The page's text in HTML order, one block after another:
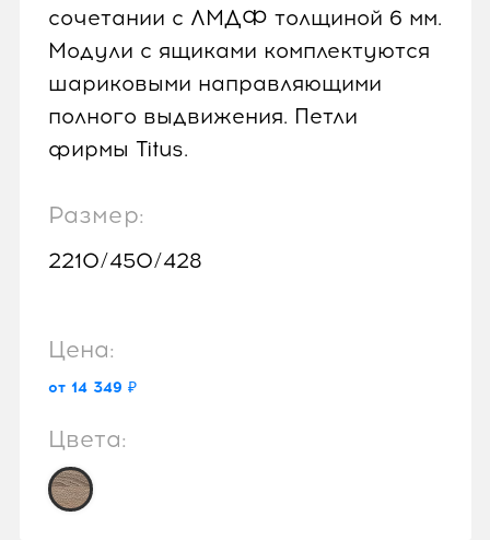
сочетании с ЛМДФ толщиной 6 мм.
Модули с ящиками комплектуются
шариковыми направляющими
полного выдвижения. Петли
фирмы Titus.
Размер:
2210/450/428
Цена:
от 14 349 ₽
Цвета: